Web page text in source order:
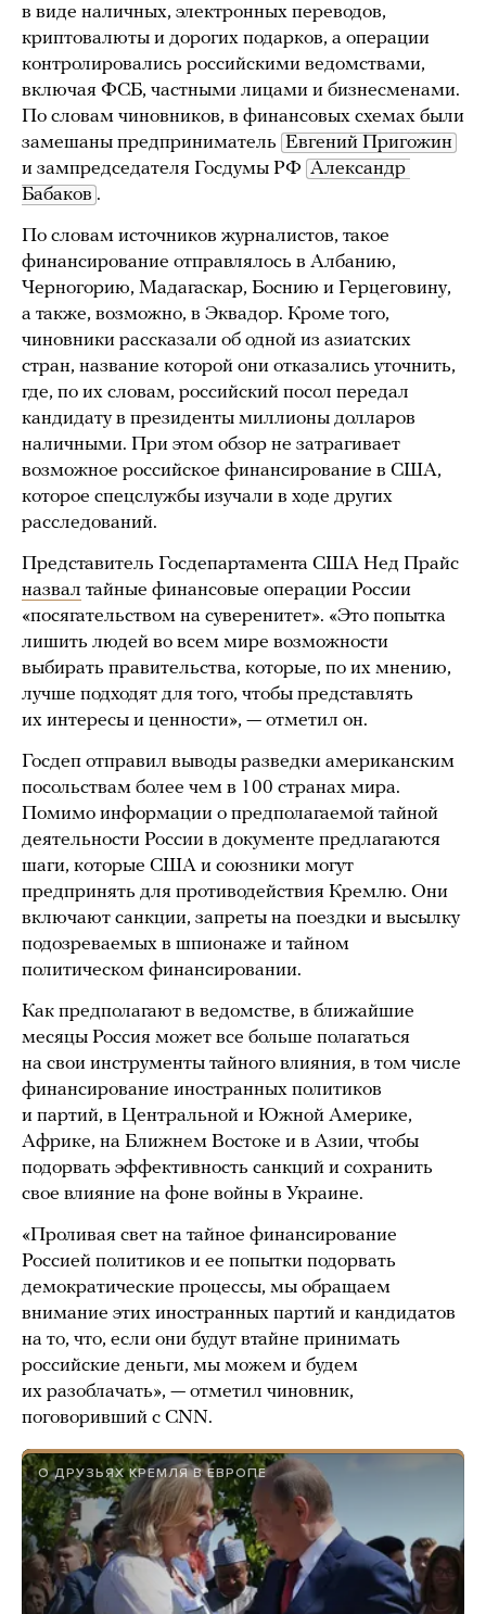
в виде наличных, электронных переводов,
криптовалюты и дорогих подарков, а операции
контролировались российскими ведомствами,
включая ФСБ, частными лицами и бизнесменами.
По словам чиновников, в финансовых схемах были
замешаны предприниматель Евгений Пригожин
и зампредседателя Госдумы РФ Александр
Бабаков .
По словам источников журналистов, такое
финансирование отправлялось в Албанию,
Черногорию, Мадагаскар, Боснию и Герцеговину,
а также, возможно, в Эквадор. Кроме того,
чиновники рассказали об одной из азиатских
стран, название которой они отказались уточнить,
где, по их словам, российский посол передал
кандидату в президенты миллионы долларов
наличными. При этом обзор не затрагивает
возможное российское финансирование в США,
которое спецслужбы изучали в ходе других
расследований.
Представитель Госдепартамента США Нед Прайс
назвал тайные финансовые операции России
«посягательством на суверенитет». «Это попытка
лишить людей во всем мире возможности
выбирать правительства, которые, по их мнению,
лучше подходят для того, чтобы представлять
их интересы и ценности», — отметил он.
Госдеп отправил выводы разведки американским
посольствам более чем в 100 странах мира.
Помимо информации о предполагаемой тайной
деятельности России в документе предлагаются
шаги, которые США и союзники могут
предпринять для противодействия Кремлю. Они
включают санкции, запреты на поездки и высылку
подозреваемых в шпионаже и тайном
политическом финансировании.
Как предполагают в ведомстве, в ближайшие
месяцы Россия может все больше полагаться
на свои инструменты тайного влияния, в том числе
финансирование иностранных политиков
и партий, в Центральной и Южной Америке,
Африке, на Ближнем Востоке и в Азии, чтобы
подорвать эффективность санкций и сохранить
свое влияние на фоне войны в Украине.
«Проливая свет на тайное финансирование
Россией политиков и ее попытки подорвать
демократические процессы, мы обращаем
внимание этих иностранных партий и кандидатов
на то, что, если они будут втайне принимать
российские деньги, мы можем и будем
их разоблачать», — отметил чиновник,
поговоривший с CNN.
О ДРУЗЬЯХ КРЕМЛЯ В ЕВРОПЕ